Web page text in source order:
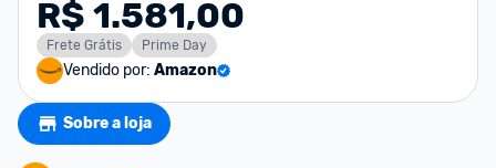
R$ 1.581,00
Frete Grátis Prime Day
Vendido por: Amazon
Sobre a loja